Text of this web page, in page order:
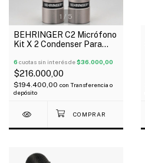
1 / 5
BEHRINGER C2 Micrófono
Kit X 2 Condenser Para
6 cuotas sin interés de$36.000,00
$216.000,00
$194.400,00 con Transferencia o
depósito